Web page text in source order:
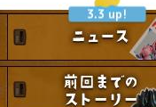
3.3 up!